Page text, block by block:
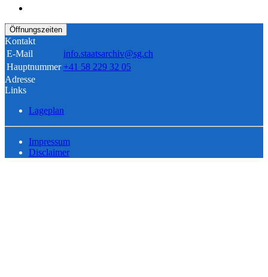
Öffnungszeiten
Kontakt
E-Mail
info.staatsarchiv@sg.ch
Hauptnummer +41 58 229 32 05
Adresse
Links
Lageplan
Impressum
Disclaimer